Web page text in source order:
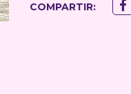
COMPARTIR: